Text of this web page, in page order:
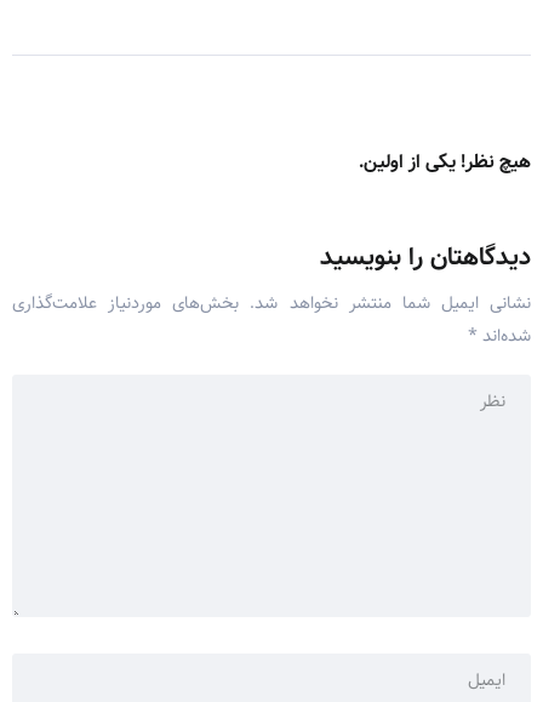
هیچ نظر! یکی از اولین.
دیدگاهتان را بنویسید
نشانی ایمیل شما منتشر نخواهد شد. بخش‌های موردنیاز علامت‌گذاری
شده‌اند *